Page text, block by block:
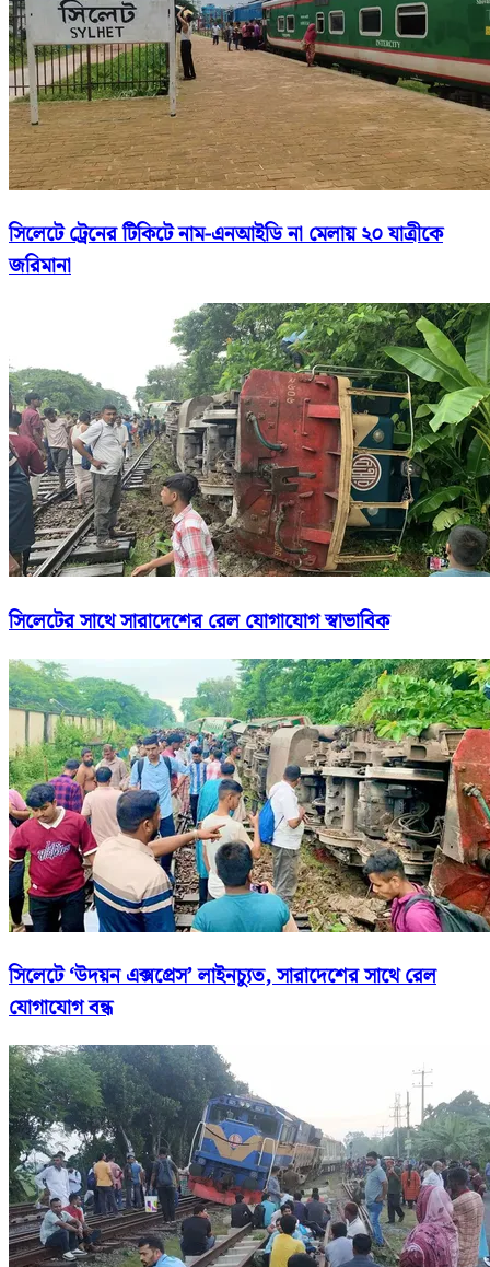
সিলেটে ট্রেনের টিকিটে নাম-এনআইডি না মেলায় ২০ যাত্রীকে
জরিমানা
সিলেটের সাথে সারাদেশের রেল যোগাযোগ স্বাভাবিক
সিলেটে ‘উদয়ন এক্সপ্রেস’ লাইনচ্যুত, সারাদেশের সাথে রেল
যোগাযোগ বন্ধ